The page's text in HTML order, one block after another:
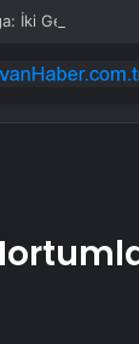
İki Genç Yaralı